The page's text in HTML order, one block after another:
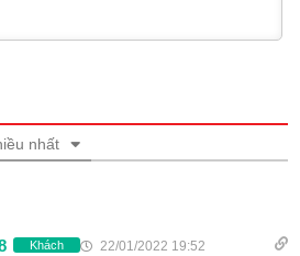
nhất
Khách 22/01/2022 19:52